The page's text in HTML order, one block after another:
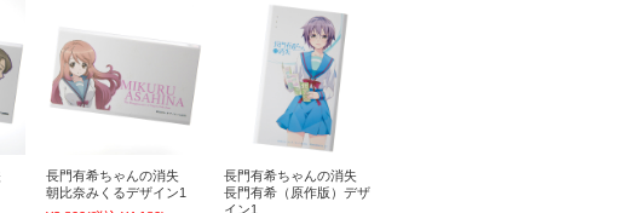
長門有希ちゃんの消失
朝比奈みくるデザイン1
長門有希ちゃんの消失
長門有希（原作版）デザ
イン1